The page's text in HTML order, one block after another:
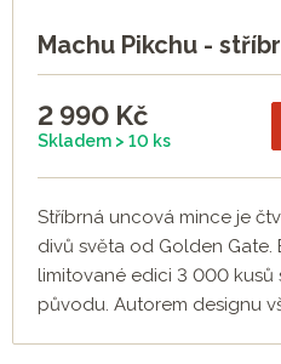
Machu Pikchu -
2 990 Kč
Skladem > 10 ks
Stříbrná uncová mince je
divů světa od Golden Gate.
limitované edici 3 000 kusů
původu. Autorem designu